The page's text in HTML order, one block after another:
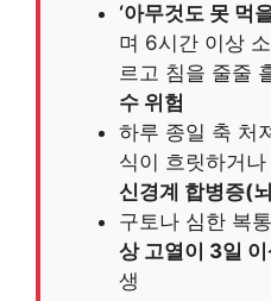
‘아무것도 못 먹
며 6시간 이상
르고 침을 줄줄
수 위험
하루 종일 축 처
식이 흐릿하거
신경계 합병증(
구토나 심한 복
상 고열이 3일
생